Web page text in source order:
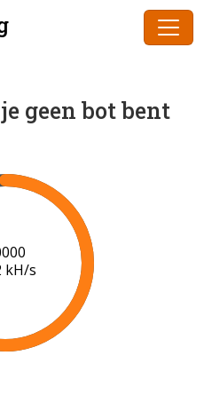
geen bot bent
kH/s